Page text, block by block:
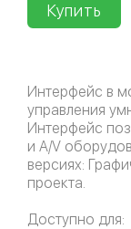
Купить
Интерфейс в
управления
Интерфейс
и A/V
версиях:
проекта.
Доступно для: